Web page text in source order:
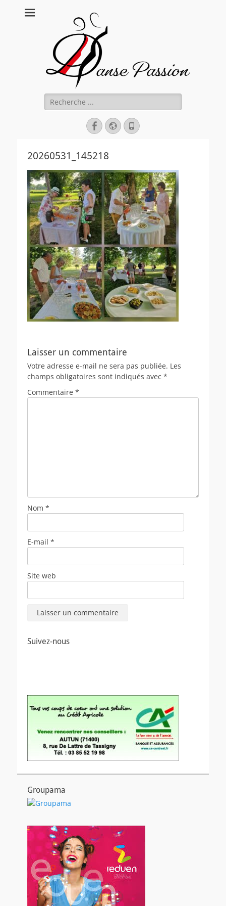
Rechercher :
Facebook
Site
web
Tél
20260531_145218
Laisser un commentaire
Votre adresse e-mail ne sera pas publiée. Les
champs obligatoires sont indiqués avec *
Commentaire *
Nom *
E-mail *
Site web
Suivez-nous
Groupama